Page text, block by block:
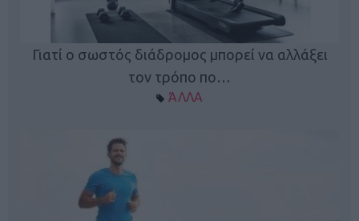
Γιατί ο σωστός διάδρομος μπορεί να αλλάξει
τον τρόπο πο…
ΆΛΛΑ